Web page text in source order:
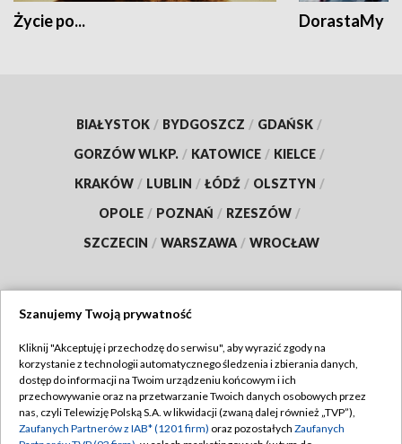
Życie po... DorastaMy
BIAŁYSTOK / BYDGOSZCZ / GDAŃSK /
GORZÓW WLKP. / KATOWICE / KIELCE /
KRAKÓW / LUBLIN / ŁÓDŹ / OLSZTYN /
OPOLE / POZNAŃ / RZESZÓW /
SZCZECIN / WARSZAWA / WROCŁAW
TVP
Abonament TVP
Emisja w TVP
Regulamin TVP
Polityka prywatności
Szanujemy Twoją prywatność
Kliknij "Akceptuję i przechodzę do serwisu", aby wyrazić zgody na
korzystanie z technologii automatycznego śledzenia i zbierania danych,
dostęp do informacji na Twoim urządzeniu końcowym i ich
przechowywanie oraz na przetwarzanie Twoich danych osobowych przez
nas, czyli Telewizję Polską S.A. w likwidacji (zwaną dalej również „TVP”),
Zaufanych Partnerów z IAB* (1201 firm) oraz pozostałych Zaufanych